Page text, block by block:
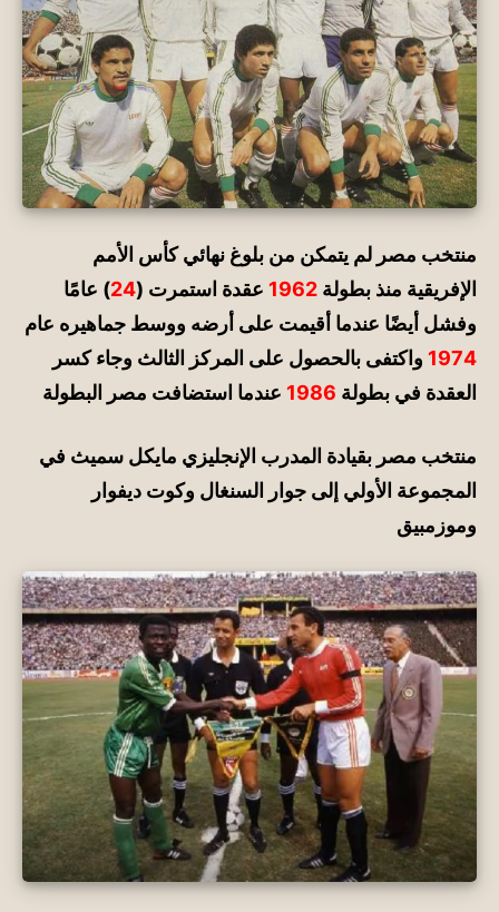
منتخب مصر لم يتمكن من بلوغ نهائي كأس الأمم
الإفريقية منذ بطولة 1962 عقدة استمرت (
24
) عامًا
وفشل أيضًا عندما أقيمت على أرضه ووسط جماهيره عام
1974 واكتفى بالحصول على المركز الثالث وجاء كسر
العقدة في بطولة 1986 عندما استضافت مصر البطولة
منتخب مصر بقيادة المدرب الإنجليزي مايكل سميث في
المجموعة الأولي إلى جوار السنغال وكوت ديفوار
وموزمبيق